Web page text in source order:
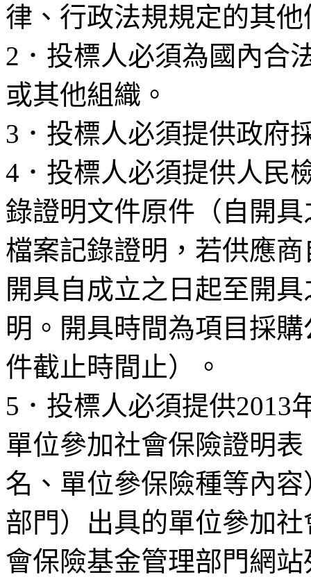
律、行政法規規定的其他
2 ．投標人必須為國內合
或其他組織。
3 ．投標人必須提供政府
4 ．投標人必須提供人民
錄證明文件原件（自開
檔案記錄證明，若供應
開具自成立之日起至開
明。開具時間為項目採
件截止時間止）。
5 ．投標人必須提供2013
單位參加社會保險證明
名、單位參保險種等內
部門）出具的單位參加
會保險基金管理部門網